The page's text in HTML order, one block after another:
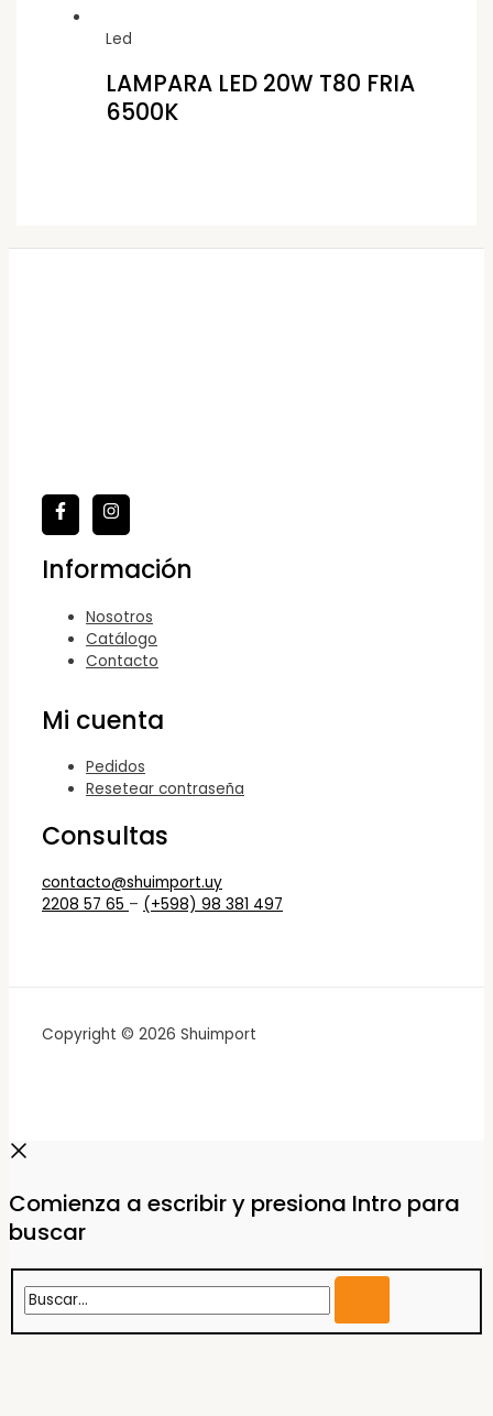
Led
LAMPARA LED 20W T80 FRIA
6500K
Información
Nosotros
Catálogo
Contacto
Mi cuenta
Pedidos
Resetear contraseña
Consultas
contacto@shuimport.uy
2208 57 65 – (+598) 98 381 497
Copyright © 2026 Shuimport
Comienza a escribir y presiona Intro para
buscar
Buscar...